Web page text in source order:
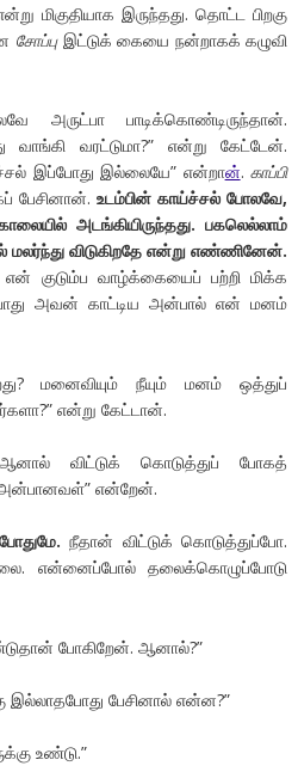
மிகுதியாக இருந்தது. தொட்ட பிறகு
சோப்பு இட்டுக் கையை நன்றாகக் கழுவி
அருட்பா பாடிக்கொண்டிருந்தான்.
வாங்கி வரட்டுமா?” என்று கேட்டேன்.
இப்போது இல்லையே” என்றான்.காப்பி
பேசினான்.உடம்பின் காய்ச்சல் போலவே,
அடங்கியிருந்தது. பகலெல்லாம்
விடுகிறதே என்று எண்ணினேன்.
குடும்ப வாழ்க்கையைப் பற்றி மிக்க
அவன் காட்டிய அன்பால் என் மனம்
மனைவியும் நீயும் மனம் ஒத்துப்
என்று கேட்டான்.
விட்டுக் கொடுத்துப் போகத்
என்றேன்.
நீதான் விட்டுக் கொடுத்துப்போ.
என்னைப்போல் தலைக்கொழுப்போடு
போகிறேன். ஆனால்?”
பேசினால் என்ன?”
உண்டு.”